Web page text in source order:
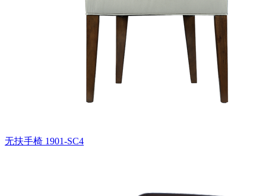
无扶手椅 1901-SC4